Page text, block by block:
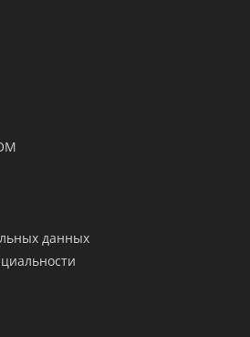
данных